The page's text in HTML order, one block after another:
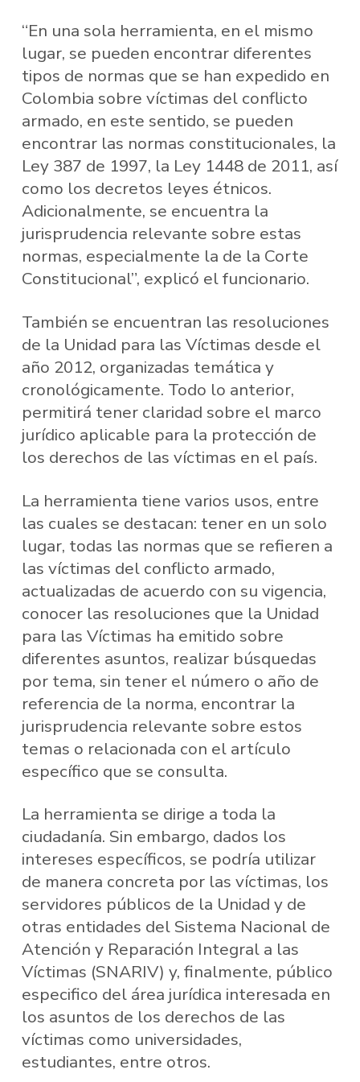
“En una sola herramienta, en el mismo
lugar, se pueden encontrar diferentes
tipos de normas que se han expedido en
Colombia sobre víctimas del conflicto
armado, en este sentido, se pueden
encontrar las normas constitucionales, la
Ley 387 de 1997, la Ley 1448 de 2011, así
como los decretos leyes étnicos.
Adicionalmente, se encuentra la
jurisprudencia relevante sobre estas
normas, especialmente la de la Corte
Constitucional”, explicó el funcionario.
También se encuentran las resoluciones
de la Unidad para las Víctimas desde el
año 2012, organizadas temática y
cronológicamente. Todo lo anterior,
permitirá tener claridad sobre el marco
jurídico aplicable para la protección de
los derechos de las víctimas en el país.
La herramienta tiene varios usos, entre
las cuales se destacan: tener en un solo
lugar, todas las normas que se refieren a
las víctimas del conflicto armado,
actualizadas de acuerdo con su vigencia,
conocer las resoluciones que la Unidad
para las Víctimas ha emitido sobre
diferentes asuntos, realizar búsquedas
por tema, sin tener el número o año de
referencia de la norma, encontrar la
jurisprudencia relevante sobre estos
temas o relacionada con el artículo
específico que se consulta.
La herramienta se dirige a toda la
ciudadanía. Sin embargo, dados los
intereses específicos, se podría utilizar
de manera concreta por las víctimas, los
servidores públicos de la Unidad y de
otras entidades del Sistema Nacional de
Atención y Reparación Integral a las
Víctimas (SNARIV) y, finalmente, público
especifico del área jurídica interesada en
los asuntos de los derechos de las
víctimas como universidades,
estudiantes, entre otros.